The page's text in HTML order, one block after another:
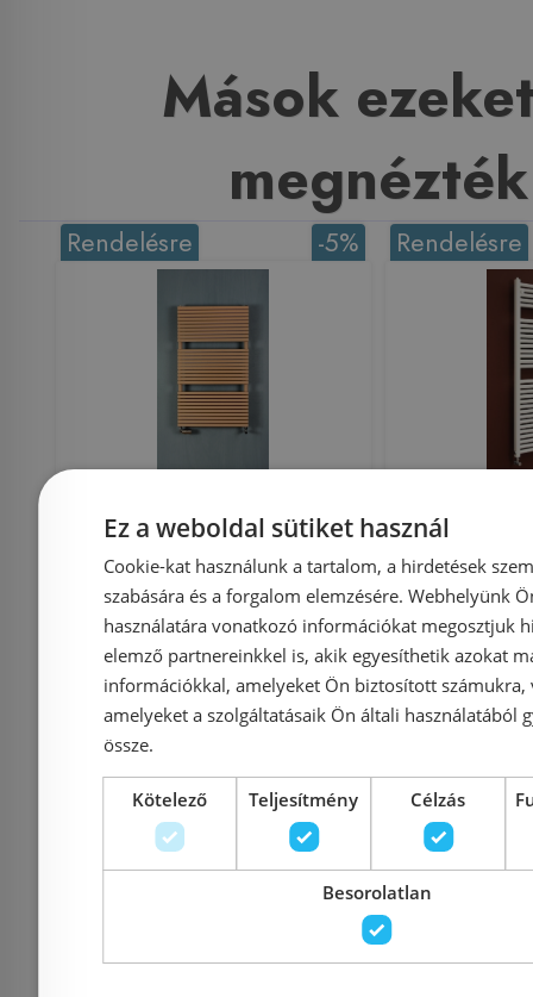
Mások
megnézték
-5%
Rendelésre
Betatherm HQ Hydra
fürdőszobai csőradiátor
500x1025 mm, fehér
HQ 50100
Azonosító: 169728
91 345 Ft86 778 Ft
Rendelésre
810 W,
91 180 Ft
-12%
Rendelésre Rendelésre
Ez a weboldal sütiket használ
Cookie-kat használunk a tartalom, a hirdetések
szabására és a forgalom elemzésére. Webhelyünk
használatára vonatkozó információkat megosztjuk
elemző partnereinkkel is, akik egyesíthetik azokat
információkkal, amelyeket Ön biztosított számukra,
amelyeket a szolgáltatásaik Ön általi használatából
össze.
Kötelező Teljesítmény Célzás
Besorolatlan